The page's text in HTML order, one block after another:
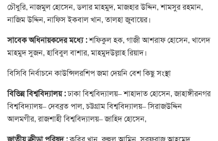
চৌধুরি, নাজমুল হোসেন, ডলার মাহমুদ, মাজহার উদ্দিন, শামসুর রহমান,
নাজিম উদ্দিন, নাফিস ইকবাল খান, তালহা জুবায়ের।
সাবেক অধিনায়কদের মধ্যে :শফিকুল হক, গাজী আশরাফ হোসেন, খালেদ
মাহমুদ সুজন, হাবিবুল বাশার, মাহমুদউল্লাহ রিয়াদ।
বিসিবি নির্বাচনে কাউন্সিলরশিপ জমা দেয়নি বেশ কিছু সংস্থা
বিভিন্ন বিশ্ববিদ্যালয় :ঢাকা বিশ্ববিদ্যালয়– শাহাদাত হোসেন, জাহাঙ্গীরনগর
বিশ্ববিদ্যালয়– দেবব্রত পাল, চট্টগ্রাম বিশ্ববিদ্যালয়– সিরাজউদ্দিন
আলমগীর, রাজশাহী বিশ্ববিদ্যালয়– জাহিদ হোসেন,